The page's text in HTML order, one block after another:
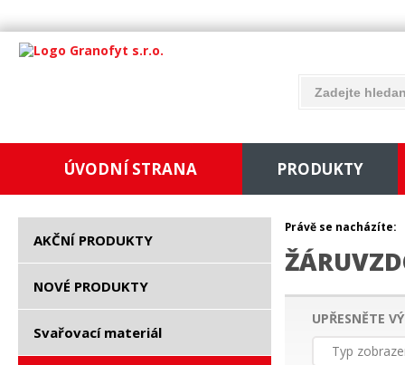
ÚVODNÍ STRANA PRODUKTY
AKČNÍ PRODUKTY
NOVÉ PRODUKTY
Svařovací materiál
Právě se nacházíte:
UPŘESNĚTE
Typ